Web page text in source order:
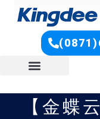
【金蝶